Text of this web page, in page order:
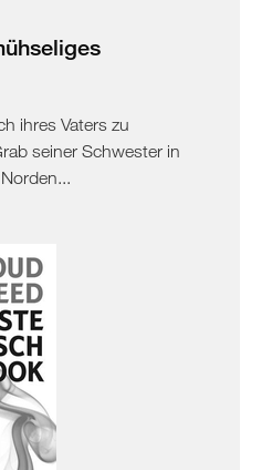
ihres Vaters zu
seiner Schwester in